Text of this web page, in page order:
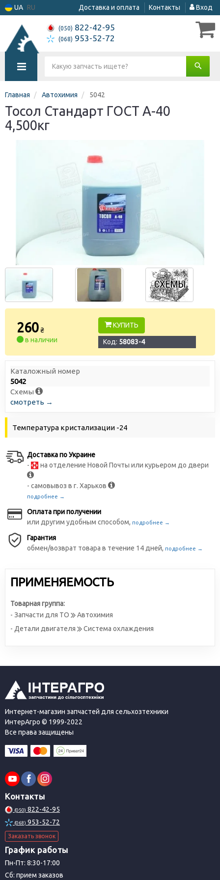
UA RU Доставка и оплата Контакты Вход
(050) 822-42-95
(068) 953-52-72
Главная Автохимия 5042
Тосол Стандарт ГОСТ А-40
4,500кг
260₴
в наличии
КУПИТЬ
Код: 58083-4
Каталожный номер
5042
Схемы
смотреть →
Температура кристализации -24
Доставка по Украине
-
на отделение Новой Почты или курьером до двери
- самовывоз в г. Харьков
подробнее →
Оплата при получении
или другим удобным способом, подробнее →
Гарантия
обмен/возврат товара в течение 14 дней, подробнее →
ПРИМЕНЯЕМОСТЬ
Товарная группа:
- Запчасти для ТО
Автохимия
- Детали двигателя
Система охлаждения
Интернет-магазин запчастей для сельхозтехники
ИнтерАгро © 1999-2022
Все права защищены
Контакты
(050) 822-42-95
(068) 953-52-72
Заказать звонок
График работы
Пн-Пт: 8:30-17:00
Сб: прием заказов